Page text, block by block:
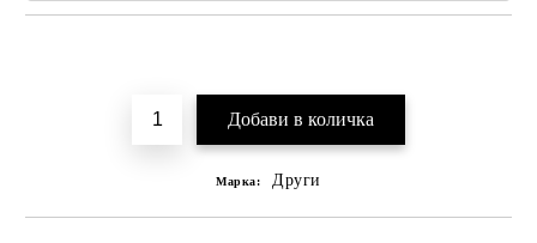
Марка: Други